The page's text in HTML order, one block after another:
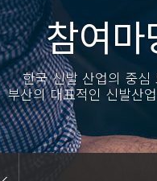
향 참여마
한국 신발 산업의 중심
부산의 대표적인 신발산